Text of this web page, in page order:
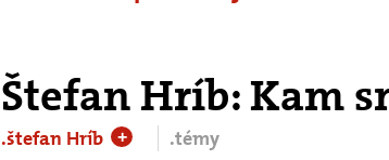
Štefan Hríb: Kam
.štefan Hríb + .témy